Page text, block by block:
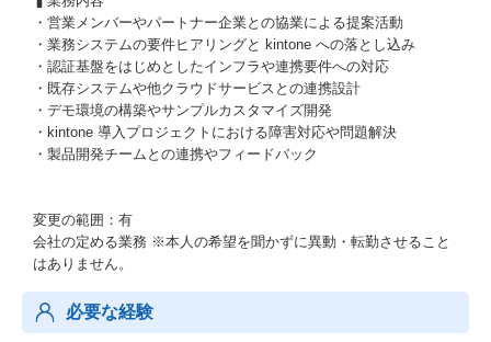
・営業メンバーやパートナー企業との協業による提案活動
・業務システムの要件ヒアリングと kintone への落とし込み
・認証基盤をはじめとしたインフラや連携要件への対応
・既存システムや他クラウドサービスとの連携設計
・デモ環境の構築やサンプルカスタマイズ開発
・kintone 導入プロジェクトにおける障害対応や問題解決
・製品開発チームとの連携やフィードバック
変更の範囲：有
会社の定める業務 ※本人の希望を聞かずに異動・転勤させること
はありません。
必要な経験